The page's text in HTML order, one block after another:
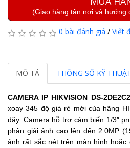
(Giao hàng tận nơi và hướng
0 bài đánh giá / Viết
MÔ TẢ THÔNG SỐ KỸ
CAMERA IP HIKVISION DS-
xoay 345 độ giá rẻ mới của hãng
dây. Camera hỗ trợ cảm biến 1/3″
phân giải ảnh cao lên đến 2.0MP
ảnh rất sắc nét trên màn hình hoặc